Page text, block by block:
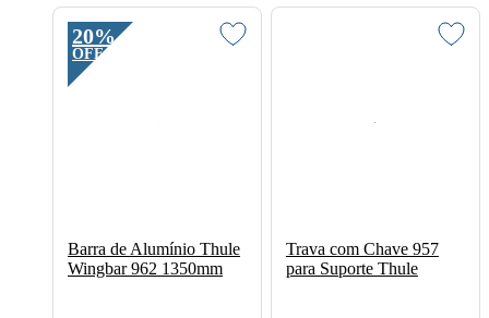
20%
OFF
Barra de Alumínio Thule
Wingbar 962 1350mm
Trava com Chave 957
para Suporte Thule